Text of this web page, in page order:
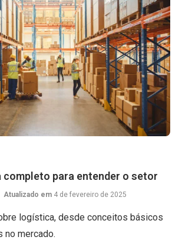
completo para entender o setor
Atualizado em 4 de fevereiro de 2025
logística, desde conceitos básicos
no mercado.